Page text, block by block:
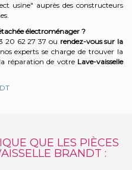
usine" auprès des constructeurs
électroménager ?
20 62 27 37 ou rendez-vous sur la
experts se charge de trouver la
réparation de votre Lave-vaisselle
QUE LES PIÈCES
BRANDT :